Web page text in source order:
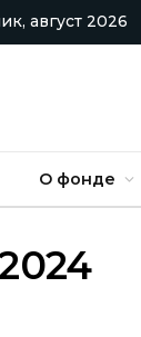
август 2026
О фонде